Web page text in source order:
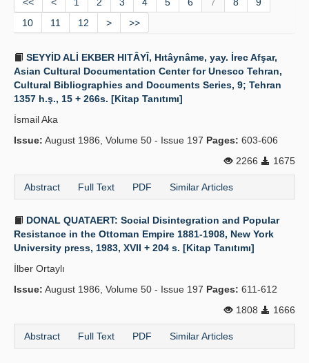
Writing Rules
Principles
Publication Policies
Contact Us
10
11 12 > >>
SEYYİD ALİ EKBER HITÂYÎ, Hıtâynâme, yay. İrec Afşar,
Asian Cultural Documentation Center for Unesco Tehran,
Cultural Bibliographies and Documents Series, 9; Tehran
1357 h.ş., 15 + 266s. [Kitap Tanıtımı]
İsmail Aka
Issue: August 1986, Volume 50 - Issue 197 Pages: 603-606
2266
1675
Abstract Full Text PDF Similar Articles
DONAL QUATAERT: Social Disintegration and Popular
Resistance in the Ottoman Empire 1881-1908, New York
University press, 1983, XVII + 204 s. [Kitap Tanıtımı]
İlber Ortaylı
Issue: August 1986, Volume 50 - Issue 197 Pages: 611-612
1808
1666
Abstract Full Text PDF Similar Articles